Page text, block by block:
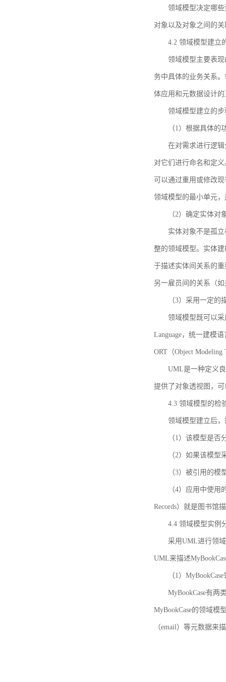
领域模型决定哪
对象以及对象之间的
4.2 领域模型建立
领域模型主要表
务中具体的业务关系
体应用和元数据设计
领域模型建立的
（1）根据具体
在对需求进行逻
对它们进行命名和定
可以通过重用或修改
领域模型的最小单元
（2）确定实体
实体对象不是孤
整的领域模型。实体
于描述实体间关系的
另一雇员间的关系（
（3）采用一定
领域模型既可以
Language，统一建模
ORT（Object
UML是一种定义
提供了对象透视图，
4.3 领域模型的检
领域模型建立后
（1）该模型是
（2）如果该模
（3）被引用的模
（4）应用中使用
Records）就是图书馆
4.4 领域模型实例
采用UML进行领
UML来描述
（1）
MyBookCase有两
MyBookCase的领域模
（email）等元数据来